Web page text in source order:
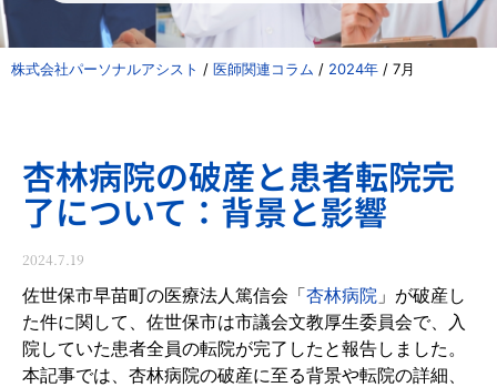
株式会社パーソナルアシスト / 医師関連コラム / 2024年 / 7月
杏林病院の破産と患者転院完
了について：背景と影響
2024.7.19
佐世保市早苗町の医療法人篤信会「杏林病院 」が破産し
た件に関して、佐世保市は市議会文教厚生委員会で、入
院していた患者全員の転院が完了したと報告しました。
本記事では、杏林病院の破産に至る背景や転院の詳細、